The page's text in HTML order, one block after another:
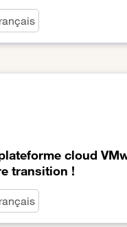
pas tout savoir
en scène
cloud
transition !
de plateforme cloud